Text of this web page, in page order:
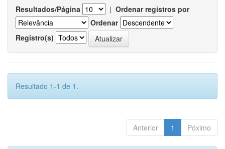
Resultados/Página | Ordenar registros por
Ordenar
Registro(s)
Resultado 1-1 de 1.
Anterior 1 Póximo